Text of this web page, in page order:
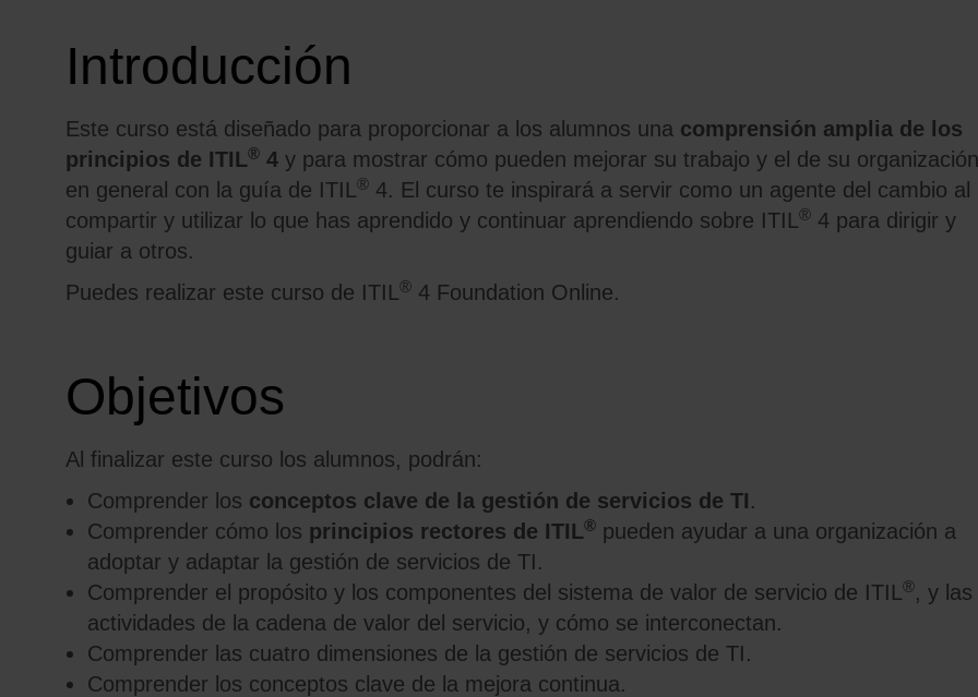
Introducción
Este curso está diseñado para proporcionar a los alumnos una comprensión amplia de los
principios de ITIL® 4 y para mostrar cómo pueden mejorar su trabajo y el de su organización
en general con la guía de ITIL ® 4. El curso te inspirará a servir como un agente del cambio al
compartir y utilizar lo que has aprendido y continuar aprendiendo sobre ITIL ® 4 para dirigir y
guiar a otros.
Puedes realizar este curso de ITIL ® 4 Foundation Online.
Objetivos
Al finalizar este curso los alumnos, podrán:
Comprender los conceptos clave de la gestión de servicios de TI.
Comprender cómo los principios rectores de ITIL® pueden ayudar a una organización a
adoptar y adaptar la gestión de servicios de TI.
Comprender el propósito y los componentes del sistema de valor de servicio de ITIL ®, y las
actividades de la cadena de valor del servicio, y cómo se interconectan.
Comprender las cuatro dimensiones de la gestión de servicios de TI.
Comprender los conceptos clave de la mejora continua.